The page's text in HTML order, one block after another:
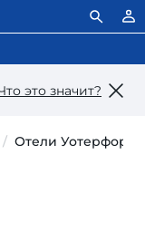
это значит?
Отели Уотерфорда